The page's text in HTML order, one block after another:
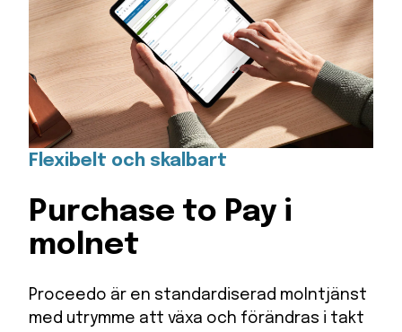
Flexibelt och skalbart
Purchase to Pay i
molnet
Proceedo är en standardiserad molntjänst
med utrymme att växa och förändras i takt